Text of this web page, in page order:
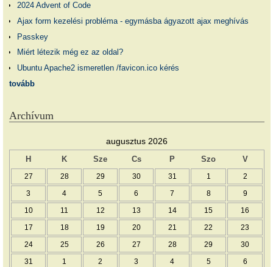
2024 Advent of Code
Ajax form kezelési probléma - egymásba ágyazott ajax meghívás
Passkey
Miért létezik még ez az oldal?
Ubuntu Apache2 ismeretlen /favicon.ico kérés
tovább
Archívum
augusztus 2026
H K Sze Cs P Szo V
27 28 29 30 31 1 2
3 4 5 6 7 8 9
10 11 12 13 14 15 16
17 18 19 20 21 22 23
24 25 26 27 28 29 30
31 1 2 3 4 5 6